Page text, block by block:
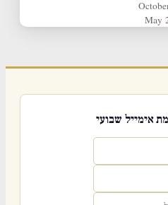
May
אימייל שבועי